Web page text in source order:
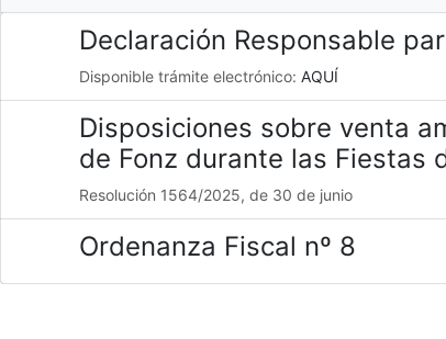
Declaración Responsable
Disponible trámite electrónico:AQUÍ
Disposiciones sobre venta
de Fonz durante las Fiestas
Resolución 1564/2025, de 30 de junio
Ordenanza Fiscal nº 8